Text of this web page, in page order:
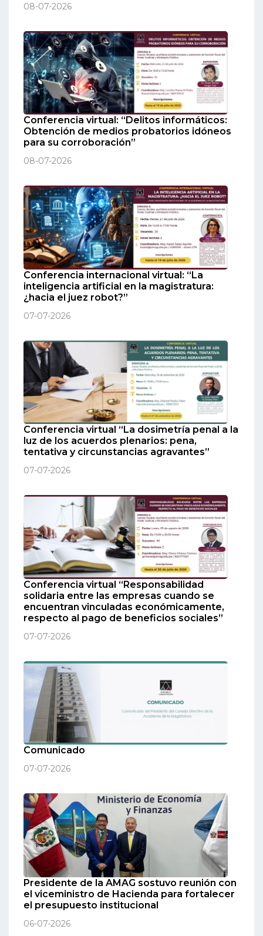
08-07-2026
Conferencia virtual: “Delitos informáticos:
Obtención de medios probatorios idóneos
para su corroboración”
08-07-2026
Conferencia internacional virtual: “La
inteligencia artificial en la magistratura:
¿hacia el juez robot?”
07-07-2026
Conferencia virtual “La dosimetría penal a la
luz de los acuerdos plenarios: pena,
tentativa y circunstancias agravantes”
07-07-2026
Conferencia virtual “Responsabilidad
solidaria entre las empresas cuando se
encuentran vinculadas económicamente,
respecto al pago de beneficios sociales”
07-07-2026
Comunicado
07-07-2026
Presidente de la AMAG sostuvo reunión con
el viceministro de Hacienda para fortalecer
el presupuesto institucional
06-07-2026